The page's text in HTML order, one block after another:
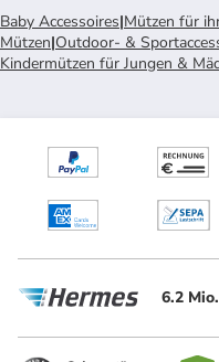
Baby Accessoires|Mützen für
Mützen|Outdoor- &
Kindermützen für Jungen &
6.2